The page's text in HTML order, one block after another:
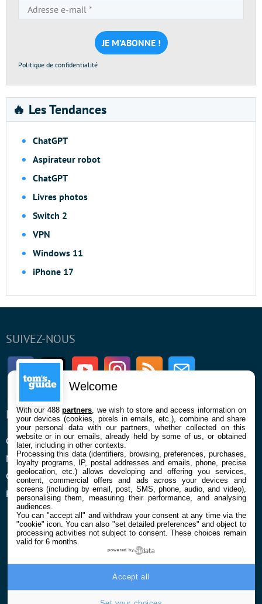
e-
mail
*
Politique de confidentialité
🔥 Les Tendances
ChatGPT
Aspirateur robot
ChatGPT
Livres photos
Switch 2
VPN
Windows 11
iPhone 17
SUIVEZ-NOUS
FacebookTwitter Youtube InstagramRSS Newsletter
ENTREPRISE
Qui sommes nous
Mentions légales et CGU
Confidentialité et Cookies
Préférences cookies
À PROPOS
La rédaction
Contact
Welcome
With our 488partners , we wish to store and access information on
your devices (cookies, pixels in emails, etc.), combine and share
your personal data with our partners, whether collected on this
website or in our emails, already held by some of us, or obtained
later, including in other contexts.
Processing this data (identifiers, browsing, preferences, purchases,
loyalty programs, IP, postal addresses and emails, phone, precise
geolocation, etc.) allows developing and offering you services,
content, commercial offers and ads across your devices and
screens (including by email, post, SMS, phone, audio, and video),
personalising them, measuring their performance, and analysing
audiences.
You can "accept all" and withdraw your consent at any time via the
"cookie" icon. You can also "set detailed preferences" and object to
processing activities not subject to consent. These choices remain
valid for 6 months.
powered by
Accept all